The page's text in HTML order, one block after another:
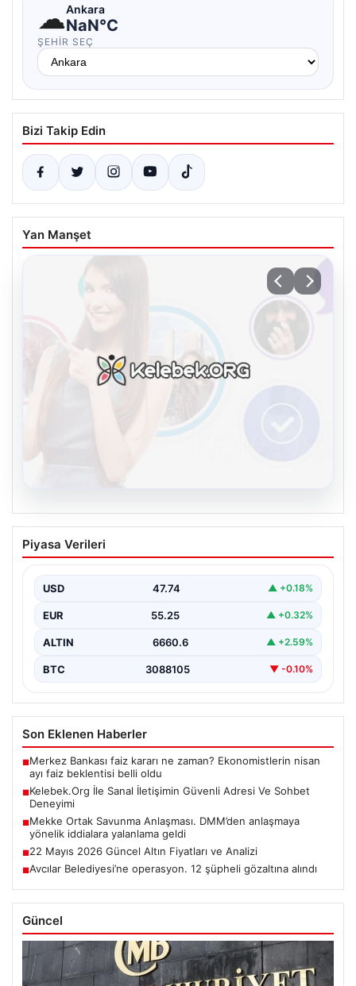
☁Ankara
NaN°C
ŞEHIR SEÇ
Bizi Takip Edin
Yan Manşet
Kelebek.Org İle Sanal İletişimin Güvenli
Adresi Ve Sohbet Deneyimi
kurması kritik bir değer ifade etmektedir. Halen…
Piyasa Verileri
USD 47.74 ▲ +0.18%
EUR 55.25 ▲ +0.32%
ALTIN 6660.6 ▲ +2.59%
BTC 3088105 ▼ -0.10%
Son Eklenen Haberler
■Merkez Bankası faiz kararı ne zaman? Ekonomistlerin nisan
ayı faiz beklentisi belli oldu
■Kelebek.Org İle Sanal İletişimin Güvenli Adresi Ve Sohbet
Deneyimi
■Mekke Ortak Savunma Anlaşması. DMM’den anlaşmaya
yönelik iddialara yalanlama geldi
■22 Mayıs 2026 Güncel Altın Fiyatları ve Analizi
■Avcılar Belediyesi’ne operasyon. 12 şüpheli gözaltına alındı
Güncel